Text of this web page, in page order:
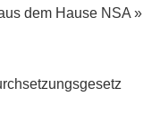
dem Hause NSA »